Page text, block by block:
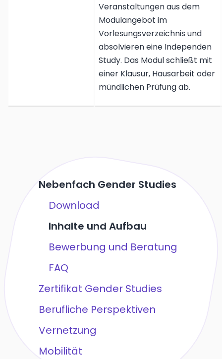
Veranstaltungen aus dem
Modulangebot im
Vorlesungsverzeichnis und
absolvieren eine Independen
Study. Das Modul schließt mit
einer Klausur, Hausarbeit oder
mündlichen Prüfung ab.
Nebenfach Gender Studies
Download
Inhalte und Aufbau
Bewerbung und Beratung
FAQ
Zertifikat Gender Studies
Berufliche Perspektiven
Vernetzung
Mobilität